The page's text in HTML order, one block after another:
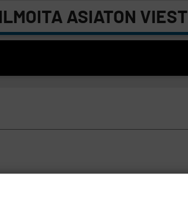
ILMOITA ASIATON VIESTI